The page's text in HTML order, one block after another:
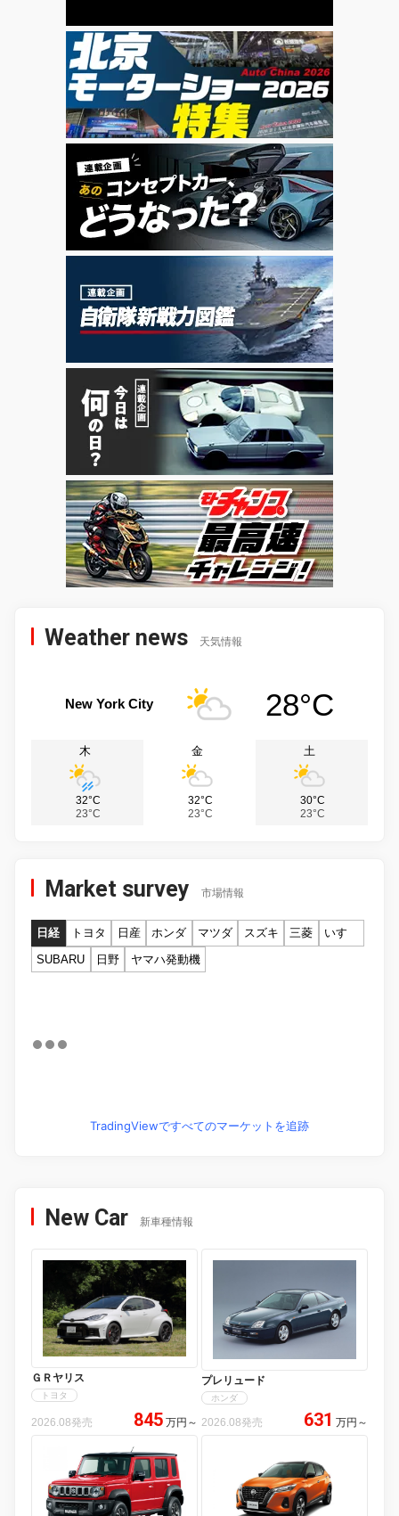
Weather news 天気情報
New York City 28°C
木
32°C
23°C
金
32°C
23°C
土
30°C
23°C
Market survey 市場情報
日経 トヨタ 日産 ホンダ マツダ スズキ 三菱
いすゞ
SUBARU
日野 ヤマハ発動機
TradingViewですべてのマーケットを追跡
New Car 新車種情報
ＧＲヤリス
トヨタ
2026.08発売 845 万円 ～
プレリュード
ホンダ
2026.08発売 631 万円 ～